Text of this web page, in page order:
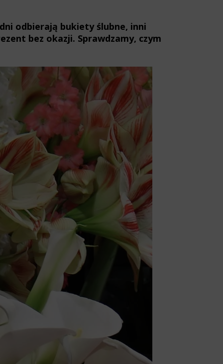
odbierają bukiety ślubne, inni
bez okazji. Sprawdzamy, czym